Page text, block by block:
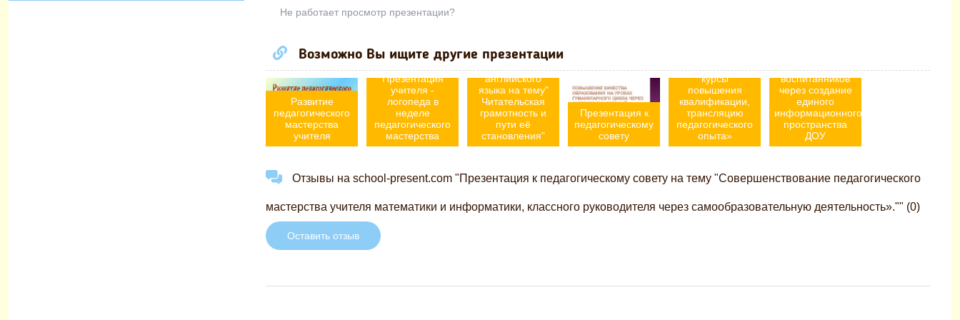
Не работает просмотр презентации?
Возможно Вы ищите другие презентации
Развитие
педагогического
мастерства
учителя
Презентация
учителя -
логопеда в
неделе
педагогического
мастерства
педагогическому
совету учителя
английского
языка на тему"
Читательская
грамотность и
пути её
становления"
Презентация к
педагогическому
совету
технологий,
курсы
повышения
квалификации,
трансляцию
педагогического
опыта»
с семьями
воспитанников
через создание
единого
информационного
пространства
ДОУ
Отзывы на school-present.com "Презентация к педагогическому совету на тему "Совершенствование педагогического
мастерства учителя математики и информатики, классного руководителя через самообразовательную деятельность»."" (0)
Оставить отзыв